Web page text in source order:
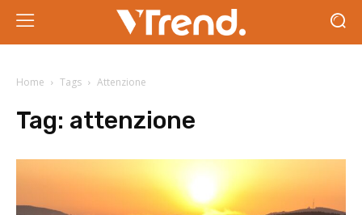
Home Tags Attenzione
Tag: attenzione